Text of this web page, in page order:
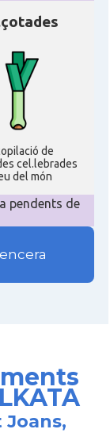
de
cel.lebrades
del món
pendents de
Joans,